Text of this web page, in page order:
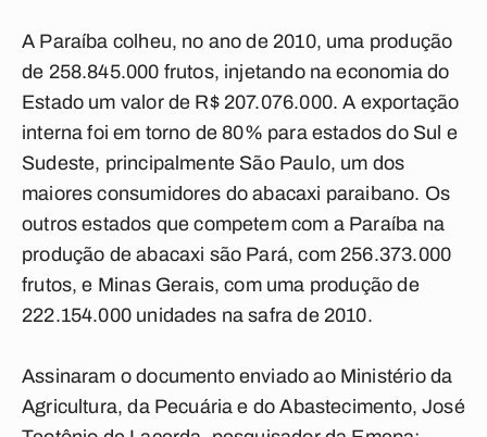
A Paraíba colheu, no ano de 2010, uma produção
de 258.845.000 frutos, injetando na economia do
Estado um valor de R$ 207.076.000. A exportação
interna foi em torno de 80% para estados do Sul e
Sudeste, principalmente São Paulo, um dos
maiores consumidores do abacaxi paraibano. Os
outros estados que competem com a Paraíba na
produção de abacaxi são Pará, com 256.373.000
frutos, e Minas Gerais, com uma produção de
222.154.000 unidades na safra de 2010.
Assinaram o documento enviado ao Ministério da
Agricultura, da Pecuária e do Abastecimento, José